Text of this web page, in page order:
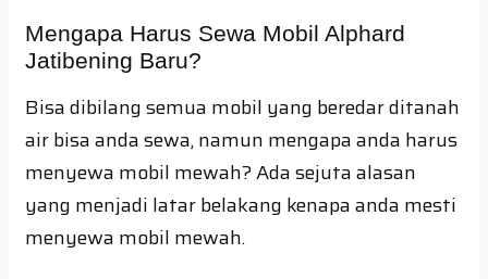
Mengapa Harus Sewa Mobil Alphard
Jatibening Baru?
Bisa dibilang semua mobil yang beredar ditanah
air bisa anda sewa, namun mengapa anda harus
menyewa mobil mewah? Ada sejuta alasan
yang menjadi latar belakang kenapa anda mesti
menyewa mobil mewah.